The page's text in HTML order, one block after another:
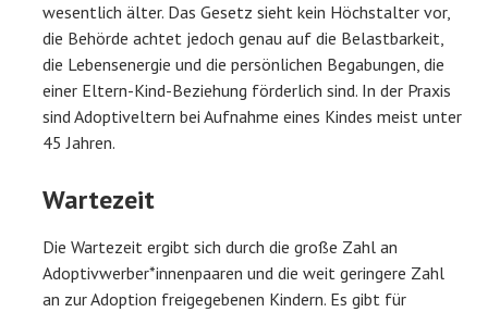
wesentlich älter. Das Gesetz sieht kein Höchstalter vor,
die Behörde achtet jedoch genau auf die Belastbarkeit,
die Lebensenergie und die persönlichen Begabungen, die
einer Eltern-Kind-Beziehung förderlich sind. In der Praxis
sind Adoptiveltern bei Aufnahme eines Kindes meist unter
45 Jahren.
Wartezeit
Die Wartezeit ergibt sich durch die große Zahl an
Adoptivwerber*innenpaaren und die weit geringere Zahl
an zur Adoption freigegebenen Kindern. Es gibt für